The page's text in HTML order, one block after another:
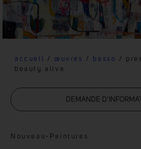
accueil / œuvres / besso
/
beauty alive
DEMANDE
Nouveau - Peintures